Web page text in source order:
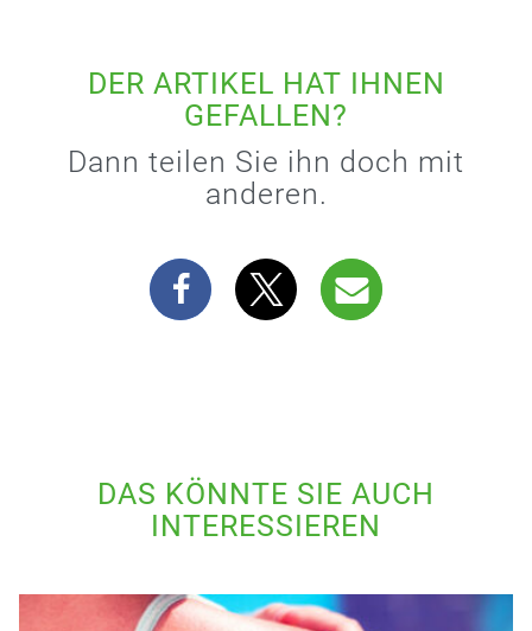
DER ARTIKEL HAT IHNEN
GEFALLEN?
Dann teilen Sie ihn doch mit
anderen.
DAS KÖNNTE SIE AUCH
INTERESSIEREN